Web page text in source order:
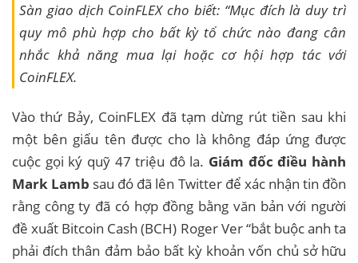
Sàn giao dịch CoinFLEX cho biết: “Mục đích là duy trì
quy mô phù hợp cho bất kỳ tổ chức nào đang cân
nhắc khả năng mua lại hoặc cơ hội hợp tác với
CoinFLEX.
Vào thứ Bảy, CoinFLEX đã tạm dừng rút tiền sau khi
một bên giấu tên được cho là không đáp ứng được
cuộc gọi ký quỹ 47 triệu đô la. Giám đốc điều hành
Mark Lamb sau đó đã lên Twitter để xác nhận tin đồn
rằng công ty đã có hợp đồng bằng văn bản với người
đề xuất Bitcoin Cash (BCH) Roger Ver “bắt buộc anh ta
phải đích thân đảm bảo bất kỳ khoản vốn chủ sở hữu